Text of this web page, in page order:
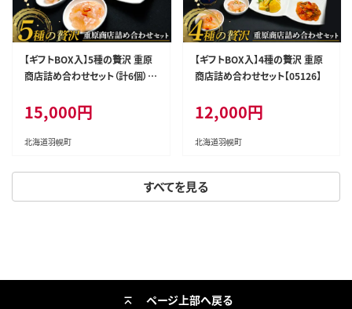
すべてを見る
【ギフトBOX入】5種の贅沢 重原
商店詰め合わせセット（計6個）
15,000円
北海道羽幌町
【ギフトBOX入】4種の贅沢 重原
商店詰め合わせセット【05126】
12,000円
北海道羽幌町
ページ上部へ戻る